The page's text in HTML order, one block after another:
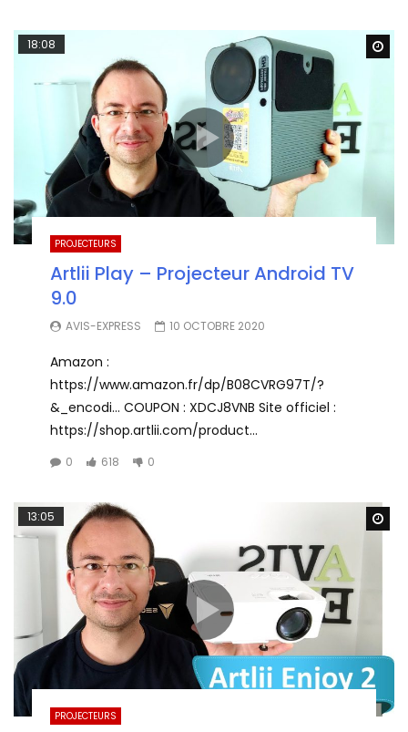
18:08
PROJECTEURS
Artlii Play – Projecteur Android TV
9.0
AVIS-EXPRESS 10 OCTOBRE 2020
Amazon :
https://www.amazon.fr/dp/B08CVRG97T/?
&_encodi… COUPON : XDCJ8VNB Site officiel :
https://shop.artlii.com/product...
0 618 0
13:05
PROJECTEURS